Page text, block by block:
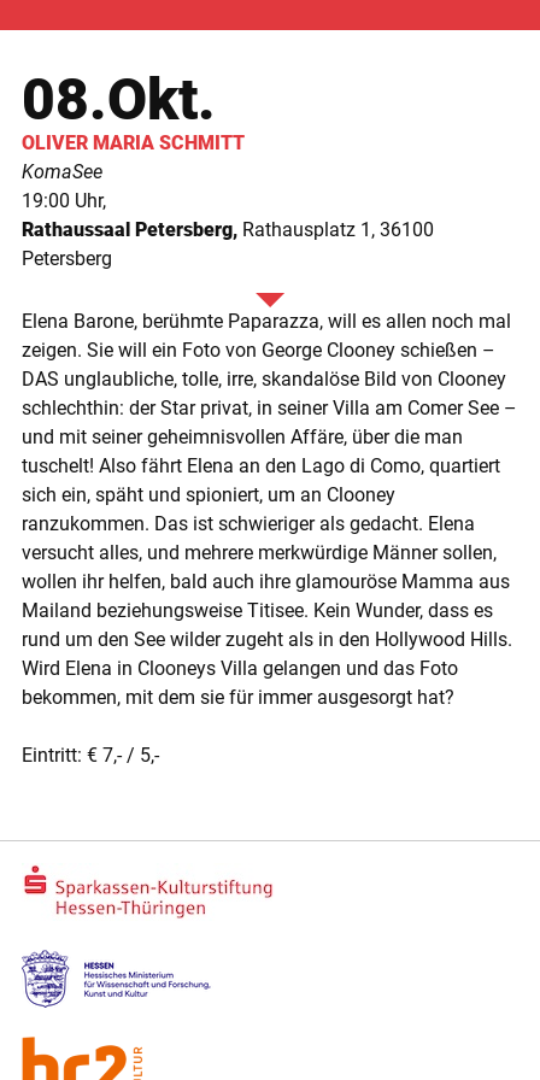
08.Okt.
OLIVER MARIA SCHMITT
KomaSee
19:00
Rathaussaal Petersberg Rathausplatz 1 36100
Petersberg
Elena Barone, berühmte Paparazza, will es allen noch mal
zeigen. Sie will ein Foto von George Clooney schießen –
DAS unglaubliche, tolle, irre, skandalöse Bild von Clooney
schlechthin: der Star privat, in seiner Villa am Comer See –
und mit seiner geheimnisvollen Affäre, über die man
tuschelt! Also fährt Elena an den Lago di Como, quartiert
sich ein, späht und spioniert, um an Clooney
ranzukommen. Das ist schwieriger als gedacht. Elena
versucht alles, und mehrere merkwürdige Männer sollen,
wollen ihr helfen, bald auch ihre glamouröse Mamma aus
Mailand beziehungsweise Titisee. Kein Wunder, dass es
rund um den See wilder zugeht als in den Hollywood Hills.
Wird Elena in Clooneys Villa gelangen und das Foto
bekommen, mit dem sie für immer ausgesorgt hat?
Eintritt: € 7,- / 5,-